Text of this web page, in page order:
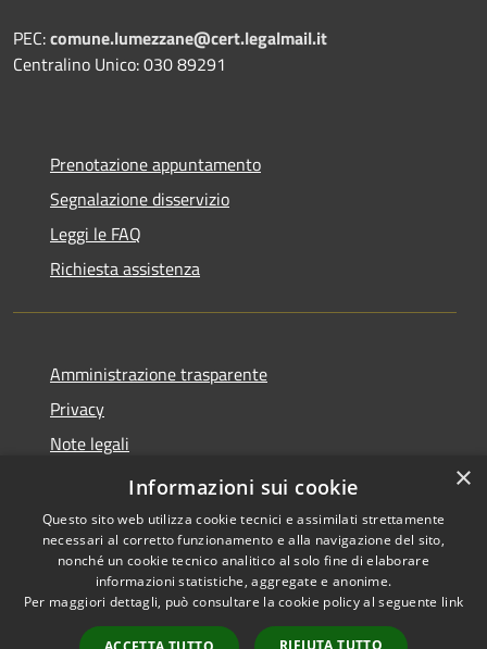
PEC:comune.lumezzane@cert.legalmail.it
Centralino Unico: 030 89291
Prenotazione appuntamento
Segnalazione disservizio
Leggi le FAQ
Richiesta assistenza
Amministrazione trasparente
Privacy
Note legali
Dichiarazione di accessibilità
Accessibilità
Copyright © 2026 • Comune di
Lumezzane • Powered by
Municipium• Accesso
×
Informazioni sui cookie
Questo sito web utilizza cookie tecnici e assimilati strettamente
necessari al corretto funzionamento e alla navigazione del sito,
nonché un cookie tecnico analitico al solo fine di elaborare
informazioni statistiche, aggregate e anonime.
Per maggiori dettagli, può consultare la cookie policy al seguente link
RIFIUTA TUTTO